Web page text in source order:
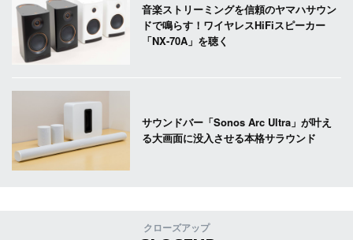
音楽ストリーミングを信頼のヤマハサウン
ドで鳴らす！ワイヤレスHiFiスピーカー
「NX-70A」を聴く
サウンドバー「Sonos Arc Ultra」が叶え
る大画面に没入させる本格サラウンド
クローズアップ